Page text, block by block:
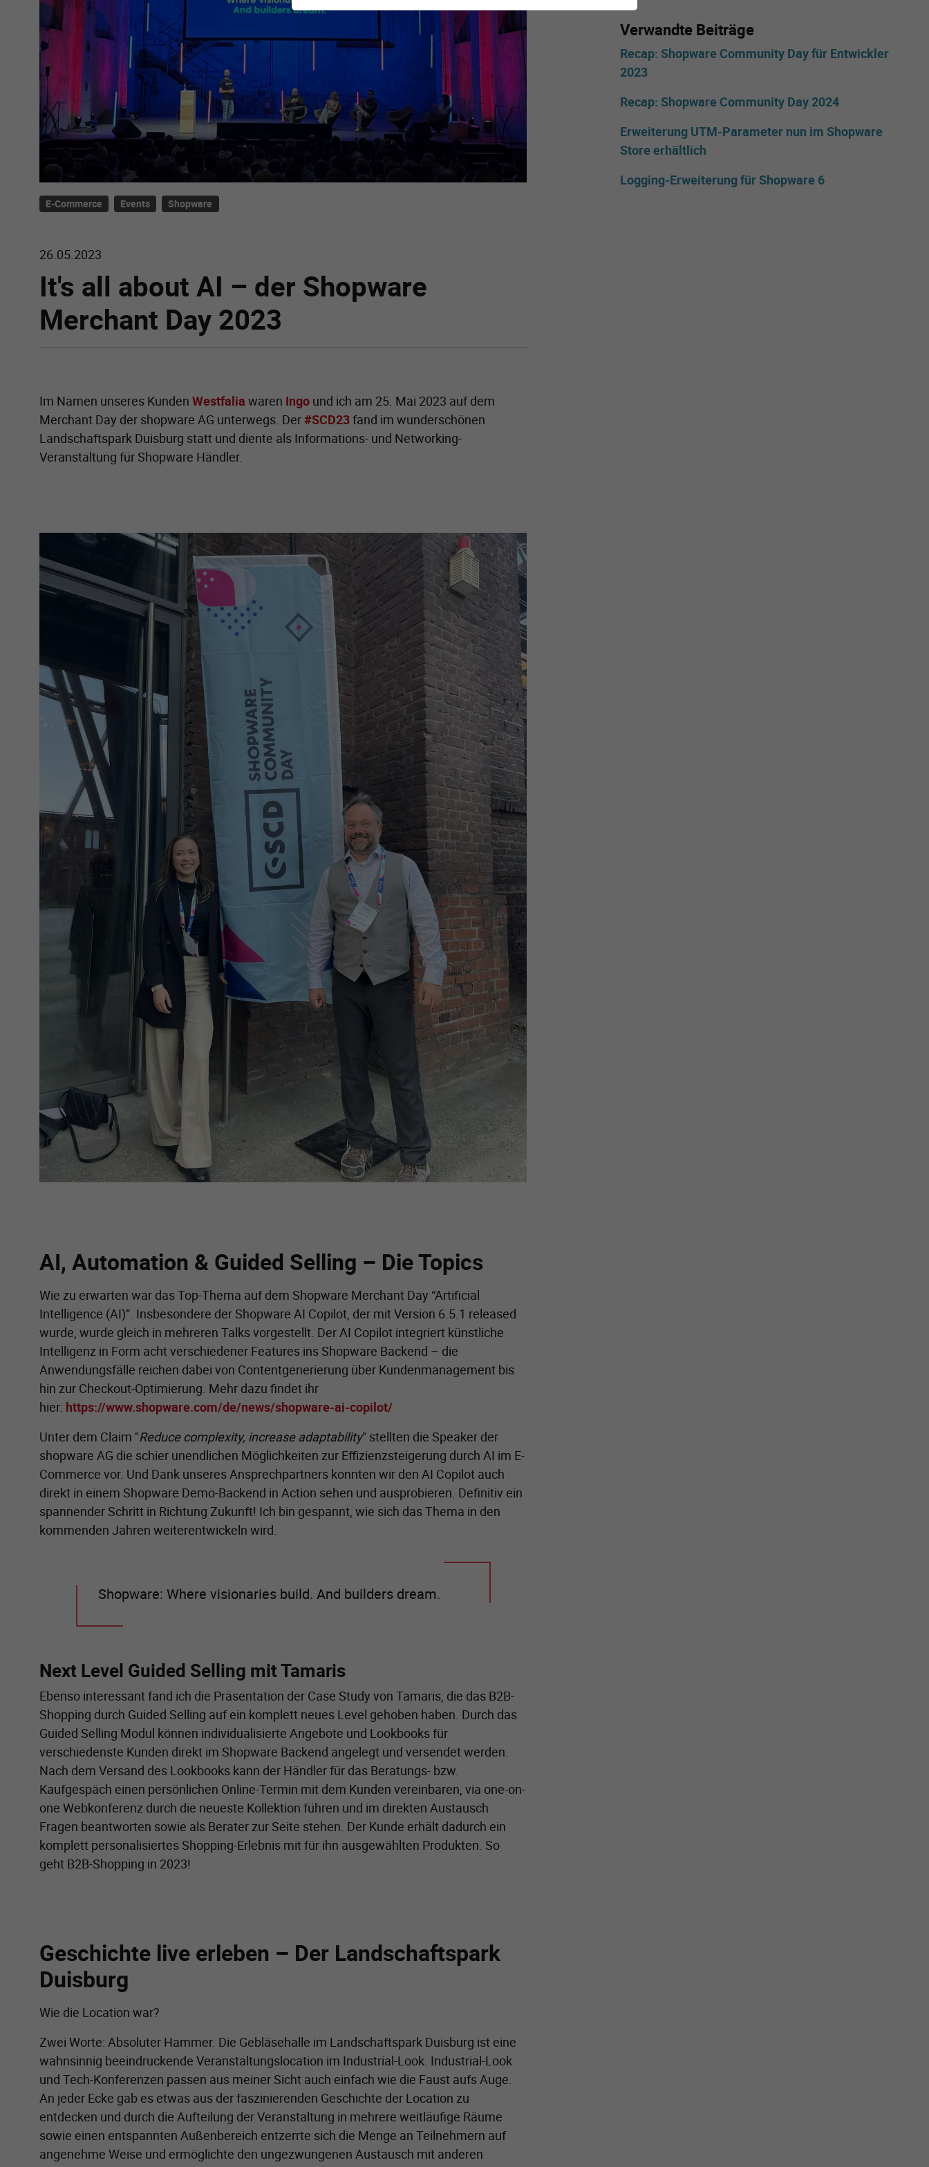
E-Commerce Events Shopware
26.05.2023
It's all about AI – der Shopware
Merchant Day 2023
Im Namen unseres Kunden Westfalia waren Ingo und ich am 25. Mai 2023 auf dem
Merchant Day der shopware AG unterwegs. Der#SCD23fand im wunderschönen
Landschaftspark Duisburg statt und diente als Informations- und Networking-
Veranstaltung für Shopware Händler.
Zeige größere Version von:
AI, Automation & Guided Selling – Die Topics
Wie zu erwarten war das Top-Thema auf dem Shopware Merchant Day “Artificial
Intelligence (AI)”. Insbesondere der Shopware AI Copilot, der mit Version 6.5.1 released
wurde, wurde gleich in mehreren Talks vorgestellt. Der AI Copilot integriert künstliche
Intelligenz in Form acht verschiedener Features ins Shopware Backend – die
Anwendungsfälle reichen dabei von Contentgenerierung über Kundenmanagement bis
hin zur Checkout-Optimierung. Mehr dazu findet ihr
hier: https://www.shopware.com/de/news/shopware-ai-copilot/
Unter dem Claim "Reduce complexity, increase adaptability" stellten die Speaker der
shopware AG die schier unendlichen Möglichkeiten zur Effizienzsteigerung durch AI im E-
Commerce vor. Und Dank unseres Ansprechpartners konnten wir den AI Copilot auch
direkt in einem Shopware Demo-Backend in Action sehen und ausprobieren. Definitiv ein
spannender Schritt in Richtung Zukunft! Ich bin gespannt, wie sich das Thema in den
kommenden Jahren weiterentwickeln wird.
Shopware: Where visionaries build. And builders dream.
Next Level Guided Selling mit Tamaris
Ebenso interessant fand ich die Präsentation der Case Study von Tamaris, die das B2B-
Shopping durch Guided Selling auf ein komplett neues Level gehoben haben. Durch das
Guided Selling Modul können individualisierte Angebote und Lookbooks für
verschiedenste Kunden direkt im Shopware Backend angelegt und versendet werden.
Nach dem Versand des Lookbooks kann der Händler für das Beratungs- bzw.
Kaufgespäch einen persönlichen Online-Termin mit dem Kunden vereinbaren, via one-on-
one Webkonferenz durch die neueste Kollektion führen und im direkten Austausch
Fragen beantworten sowie als Berater zur Seite stehen. Der Kunde erhält dadurch ein
komplett personalisiertes Shopping-Erlebnis mit für ihn ausgewählten Produkten. So
geht B2B-Shopping in 2023!
Geschichte live erleben – Der Landschaftspark
Duisburg
Wie die Location war?
Zwei Worte: Absoluter Hammer. Die Gebläsehalle im Landschaftspark Duisburg ist eine
wahnsinnig beeindruckende Veranstaltungslocation im Industrial-Look. Industrial-Look
und Tech-Konferenzen passen aus meiner Sicht auch einfach wie die Faust aufs Auge.
An jeder Ecke gab es etwas aus der faszinierenden Geschichte der Location zu
entdecken und durch die Aufteilung der Veranstaltung in mehrere weitläufige Räume
sowie einen entspannten Außenbereich entzerrte sich die Menge an Teilnehmern auf
angenehme Weise und ermöglichte den ungezwungenen Austausch mit anderen
Verwandte Beiträge
Recap: Shopware Community Day für Entwickler
2023
Recap: Shopware Community Day 2024
Erweiterung UTM-Parameter nun im Shopware
Store erhältlich
Logging-Erweiterung für Shopware 6